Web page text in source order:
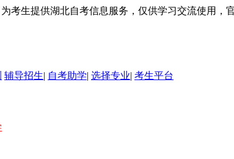
考生提供湖北自考信息服务，仅供学习交流使用，
辅导招生| 自考助学| 选择专业| 考生平台